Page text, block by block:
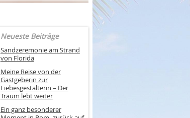
Neueste Beiträge
Sandzeremonie am Strand
von Florida
Meine Reise von der
Gastgeberin zur
Liebesgestalterin – Der
Traum lebt weiter
Ein ganz besonderer